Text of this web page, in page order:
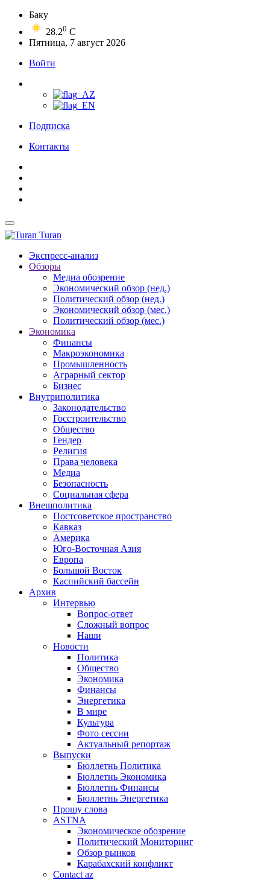
Баку
28.20 C
Пятница, 7 август 2026
Войти
Подписка
Контакты
Turan
Экспресс-анализ
Обзоры
Медиа обозрение
Экономический обзор (нед.)
Политический обзор (нед.)
Экономический обзор (мес.)
Политический обзор (мес.)
Экономика
Финансы
Макроэкономика
Промышленность
Аграрный сектор
Бизнес
Внутриполитика
Законодательство
Госстроительство
Общество
Гендер
Религия
Права человека
Медиа
Безопасность
Социальная сфера
Внешполитика
Постсоветское пространство
Кавказ
Америка
Юго-Восточная Азия
Европа
Большой Восток
Каспийский бассейн
Архив
Интервью
Вопрос-ответ
Сложный вопрос
Наши
Новости
Политика
Общество
Экономика
Финансы
Энергетика
В мире
Культура
Фото сессии
Актуальный репортаж
Выпуски
Бюллетнь Политика
Бюллетнь Экономика
Бюллетнь Финансы
Бюллетнь Энергетика
Прошу слова
ASTNA
Экономическое обозрение
Политический Мониторинг
Обзор рынков
Карабахский конфликт
Contact az